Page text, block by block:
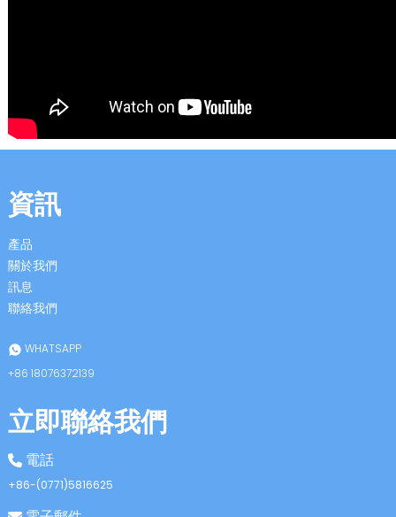
資訊
產品
關於我們
訊息
聯絡我們
WHATSAPP
+86 18076372139
立即聯絡我們
電話
+86-(0771)5816625